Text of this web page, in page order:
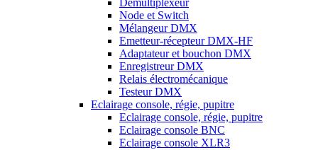
Démultiplexeur
Node et Switch
Mélangeur DMX
Emetteur-récepteur DMX-HF
Adaptateur et bouchon DMX
Enregistreur DMX
Relais électromécanique
Testeur DMX
Eclairage console, régie, pupitre
Eclairage console, régie, pupitre
Eclairage console BNC
Eclairage console XLR3